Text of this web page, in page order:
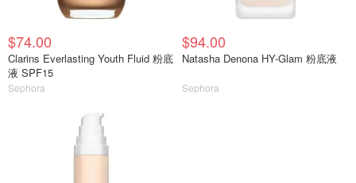
$74.00
Clarins Everlasting Youth Fluid 粉底
液 SPF15
Sephora
$94.00
Natasha Denona HY-Glam 粉底液
Sephora